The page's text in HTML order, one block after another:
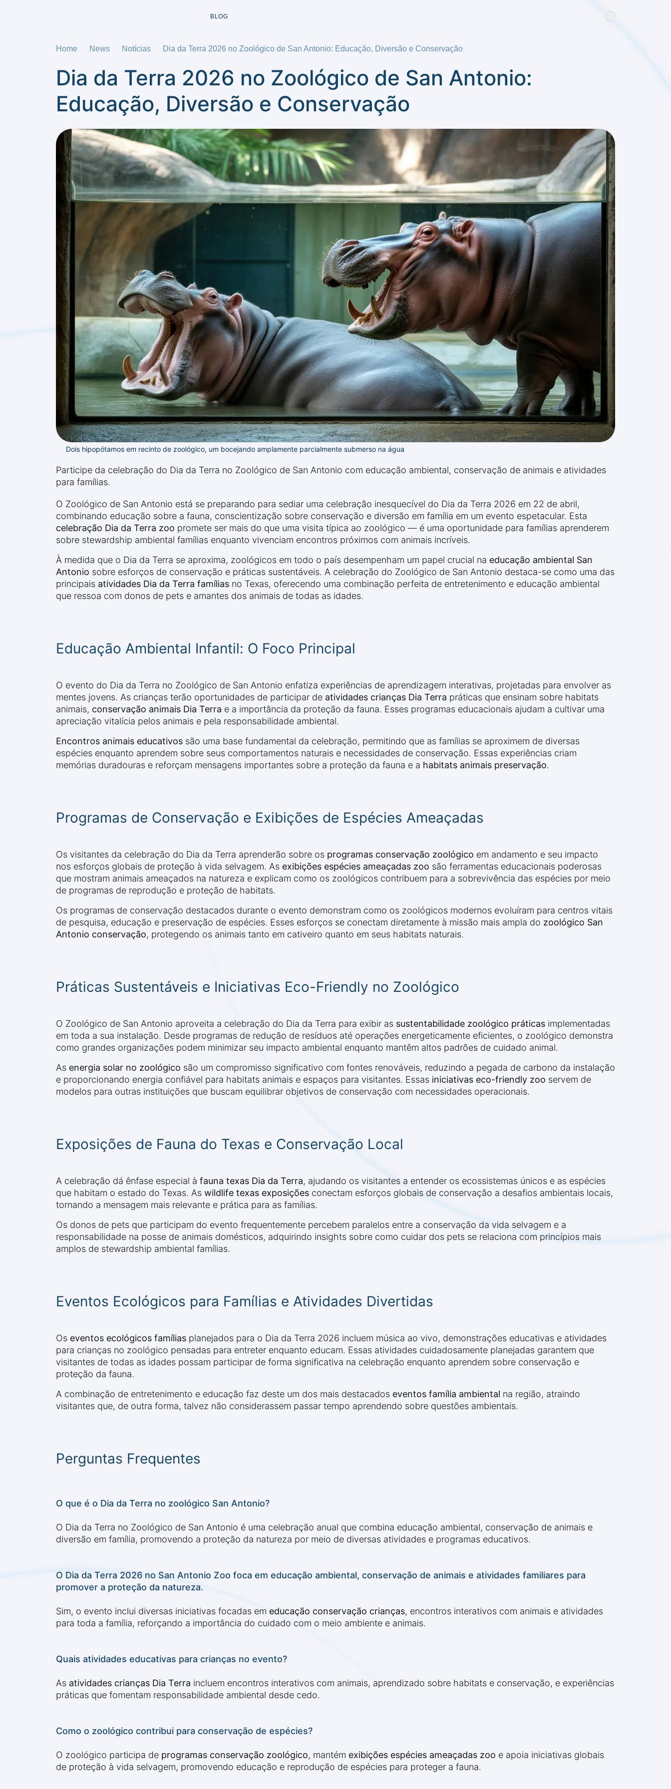
BLOG
Home News Notícias Dia da Terra 2026 no Zoológico de San Antonio: Educação, Diversão e Conservação
Dia da Terra 2026 no Zoológico de San Antonio:
Educação, Diversão e Conservação
Dois hipopótamos em recinto de zoológico, um bocejando amplamente parcialmente submerso na água
Participe da celebração do Dia da Terra no Zoológico de San Antonio com educação ambiental, conservação de animais e atividades
para famílias.
O Zoológico de San Antonio está se preparando para sediar uma celebração inesquecível do Dia da Terra 2026 em 22 de abril,
combinando educação sobre a fauna, conscientização sobre conservação e diversão em família em um evento espetacular. Esta
celebração Dia da Terra zoo promete ser mais do que uma visita típica ao zoológico — é uma oportunidade para famílias aprenderem
sobre stewardship ambiental famílias enquanto vivenciam encontros próximos com animais incríveis.
À medida que o Dia da Terra se aproxima, zoológicos em todo o país desempenham um papel crucial na educação ambiental San
Antonio sobre esforços de conservação e práticas sustentáveis. A celebração do Zoológico de San Antonio destaca-se como uma das
principais atividades Dia da Terra famílias no Texas, oferecendo uma combinação perfeita de entretenimento e educação ambiental
que ressoa com donos de pets e amantes dos animais de todas as idades.
Educação Ambiental Infantil: O Foco Principal
O evento do Dia da Terra no Zoológico de San Antonio enfatiza experiências de aprendizagem interativas, projetadas para envolver as
mentes jovens. As crianças terão oportunidades de participar de atividades crianças Dia Terra práticas que ensinam sobre habitats
animais, conservação animais Dia Terra e a importância da proteção da fauna. Esses programas educacionais ajudam a cultivar uma
apreciação vitalícia pelos animais e pela responsabilidade ambiental.
Encontros animais educativos são uma base fundamental da celebração, permitindo que as famílias se aproximem de diversas
espécies enquanto aprendem sobre seus comportamentos naturais e necessidades de conservação. Essas experiências criam
memórias duradouras e reforçam mensagens importantes sobre a proteção da fauna e a habitats animais preservação.
Programas de Conservação e Exibições de Espécies Ameaçadas
Os visitantes da celebração do Dia da Terra aprenderão sobre os programas conservação zoológico em andamento e seu impacto
nos esforços globais de proteção à vida selvagem. As exibições espécies ameaçadas zoo são ferramentas educacionais poderosas
que mostram animais ameaçados na natureza e explicam como os zoológicos contribuem para a sobrevivência das espécies por meio
de programas de reprodução e proteção de habitats.
Os programas de conservação destacados durante o evento demonstram como os zoológicos modernos evoluíram para centros vitais
de pesquisa, educação e preservação de espécies. Esses esforços se conectam diretamente à missão mais ampla do zoológico San
Antonio conservação, protegendo os animais tanto em cativeiro quanto em seus habitats naturais.
Práticas Sustentáveis e Iniciativas Eco-Friendly no Zoológico
O Zoológico de San Antonio aproveita a celebração do Dia da Terra para exibir as sustentabilidade zoológico práticas implementadas
em toda a sua instalação. Desde programas de redução de resíduos até operações energeticamente eficientes, o zoológico demonstra
como grandes organizações podem minimizar seu impacto ambiental enquanto mantêm altos padrões de cuidado animal.
As energia solar no zoológico são um compromisso significativo com fontes renováveis, reduzindo a pegada de carbono da instalação
e proporcionando energia confiável para habitats animais e espaços para visitantes. Essas iniciativas eco-friendly zoo servem de
modelos para outras instituições que buscam equilibrar objetivos de conservação com necessidades operacionais.
Exposições de Fauna do Texas e Conservação Local
A celebração dá ênfase especial à fauna texas Dia da Terra, ajudando os visitantes a entender os ecossistemas únicos e as espécies
que habitam o estado do Texas. As wildlife texas exposições conectam esforços globais de conservação a desafios ambientais locais,
tornando a mensagem mais relevante e prática para as famílias.
Os donos de pets que participam do evento frequentemente percebem paralelos entre a conservação da vida selvagem e a
responsabilidade na posse de animais domésticos, adquirindo insights sobre como cuidar dos pets se relaciona com princípios mais
amplos de stewardship ambiental famílias.
Eventos Ecológicos para Famílias e Atividades Divertidas
Os eventos ecológicos famílias planejados para o Dia da Terra 2026 incluem música ao vivo, demonstrações educativas e atividades
para crianças no zoológico pensadas para entreter enquanto educam. Essas atividades cuidadosamente planejadas garantem que
visitantes de todas as idades possam participar de forma significativa na celebração enquanto aprendem sobre conservação e
proteção da fauna.
A combinação de entretenimento e educação faz deste um dos mais destacados eventos família ambiental na região, atraindo
visitantes que, de outra forma, talvez não considerassem passar tempo aprendendo sobre questões ambientais.
Perguntas Frequentes
O que é o Dia da Terra no zoológico San Antonio?
O Dia da Terra no Zoológico de San Antonio é uma celebração anual que combina educação ambiental, conservação de animais e
diversão em família, promovendo a proteção da natureza por meio de diversas atividades e programas educativos.
O Dia da Terra 2026 no San Antonio Zoo foca em educação ambiental, conservação de animais e atividades familiares para
promover a proteção da natureza.
Sim, o evento inclui diversas iniciativas focadas em educação conservação crianças, encontros interativos com animais e atividades
para toda a família, reforçando a importância do cuidado com o meio ambiente e animais.
Quais atividades educativas para crianças no evento?
As atividades crianças Dia Terra incluem encontros interativos com animais, aprendizado sobre habitats e conservação, e experiências
práticas que fomentam responsabilidade ambiental desde cedo.
Como o zoológico contribui para conservação de espécies?
O zoológico participa de programas conservação zoológico, mantém exibições espécies ameaçadas zoo e apoia iniciativas globais
de proteção à vida selvagem, promovendo educação e reprodução de espécies para proteger a fauna.